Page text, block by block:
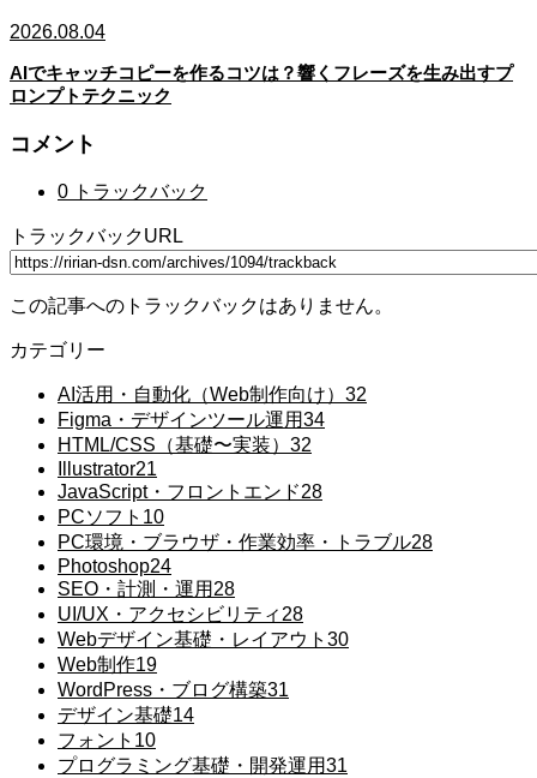
2026.08.04
AIでキャッチコピーを作るコツは？響くフレーズを生み出すプ
ロンプトテクニック
コメント
0 トラックバック
トラックバックURL
この記事へのトラックバックはありません。
カテゴリー
AI活用・自動化（Web制作向け） 32
Figma・デザインツール運用34
HTML/CSS（基礎〜実装） 32
Illustrator21
JavaScript・フロントエンド28
PCソフト 10
PC環境・ブラウザ・作業効率・トラブル28
Photoshop24
SEO・計測・運用 28
UI/UX・アクセシビリティ 28
Webデザイン基礎・レイアウト 30
Web制作19
WordPress・ブログ構築31
デザイン基礎14
フォント 10
プログラミング基礎・開発運用31